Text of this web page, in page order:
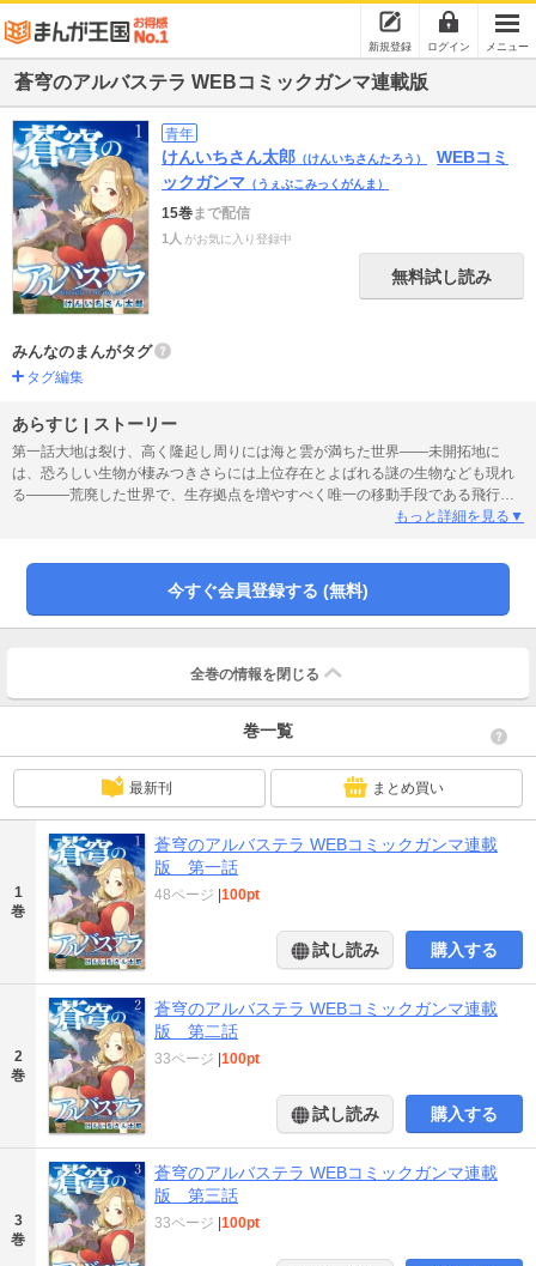
新規登録 ログイン メニュー
蒼穹のアルバステラ WEBコミックガンマ連載版
青年
けんいちさん太郎 （けんいちさんたろう）
WEBコミ
ックガンマ （うぇぶこみっくがんま）
15巻まで配信
1人 がお気に入り登録中
無料試し読み
みんなのまんがタグ
タグ編集
あらすじ | ストーリー
第一話大地は裂け、高く隆起し周りには海と雲が満ちた世界――未開拓地に
は、恐ろしい生物が棲みつきさらには上位存在とよばれる謎の生物なども現れ
る―――荒廃した世界で、生存拠点を増やすべく唯一の移動手段である飛行船
で「浮島」を渡り、開拓を続ける少女たち（アウトライダーズ）の物語!!※この
もっと詳細を見る▼
今すぐ会員登録する (無料)
全巻の情報を 閉じる
巻一覧
最新刊 まとめ買い
1
巻
蒼穹のアルバステラ WEBコミックガンマ連載
版 第一話
48ページ |100pt
試し読み 購入する
2
巻
蒼穹のアルバステラ WEBコミックガンマ連載
版 第二話
33ページ |100pt
試し読み 購入する
3
巻
蒼穹のアルバステラ WEBコミックガンマ連載
版 第三話
33ページ |100pt